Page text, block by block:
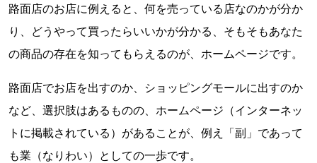
路面店のお店に例えると、何を売っている店なのかが分か
り、どうやって買ったらいいかが分かる、そもそもあなた
の商品の存在を知ってもらえるのが、ホームページです。
路面店でお店を出すのか、ショッピングモールに出すのか
など、選択肢はあるものの、ホームページ（インターネッ
トに掲載されている）があることが、例え「副」であって
も業（なりわい）としての一歩です。